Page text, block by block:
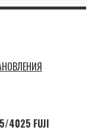
4025 FUJI